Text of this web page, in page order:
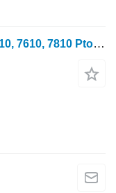
Ford 10 Series 5610, 6610, 6710, 6810, 7610, 7810 Pto Control Valve E D2NNN776A для трактора колесного 6610